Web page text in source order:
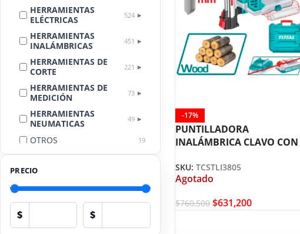
HERRAMIENTAS
ELÉCTRICAS
524
HERRAMIENTAS
INALÁMBRICAS
451
HERRAMIENTAS DE
CORTE
221
HERRAMIENTAS DE
MEDICIÓN
73
HERRAMIENTAS
NEUMATICAS
49
OTROS 19
LIMPIEZA
AUTOMOTRIZ
PROTECCIÓN
PERSONAL
17
HERRAMIENTAS
HIDRÁULICAS
PRECIO
$ $
-17%
PUNTILLADORA
INALÁMBRICA CLAVO CON
HASTA 18MM TOTAL
TCSTLI3805
SKU:TCSTLI3805
Agotado
$760,500 $631,200